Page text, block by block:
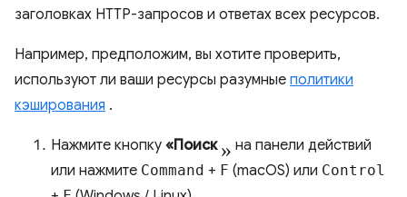
заголовках HTTP-запросов и ответах всех ресурсов.
Например, предположим, вы хотите проверить,
используют ли ваши ресурсы разумные политики
кэширования .
Нажмите кнопку «Поиск » на панели действий
или нажмите Command + F (macOS) или Control